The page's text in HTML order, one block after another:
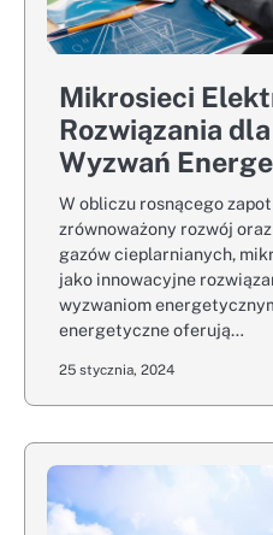
Mikrosieci
Rozwiązania
Wyzwań
W obliczu rosnącego
zrównoważony rozwój
gazów cieplarnianych,
jako innowacyjne
wyzwaniom
energetyczne oferują…
25 stycznia, 2024